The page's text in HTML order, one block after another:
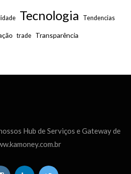
Tecnologia Tendencias
trade Transparência
Hub de Serviços e Gateway de